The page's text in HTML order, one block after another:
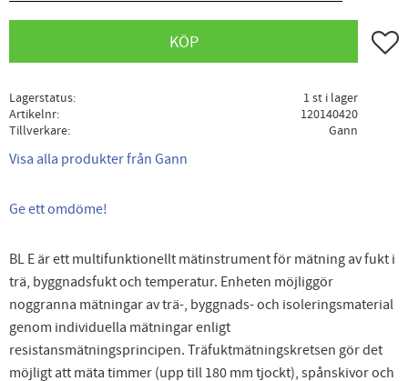
KÖP Lägg
Lagerstatus
1 st i lager
Artikelnr
120140420
Tillverkare
Gann
Visa alla produkter från Gann
Ge ett omdöme!
BL E är ett multifunktionellt mätinstrument för mätning av fukt i
trä, byggnadsfukt och temperatur. Enheten möjliggör
noggranna mätningar av trä-, byggnads- och isoleringsmaterial
genom individuella mätningar enligt
resistansmätningsprincipen. Träfuktmätningskretsen gör det
möjligt att mäta timmer (upp till 180 mm tjockt), spånskivor och